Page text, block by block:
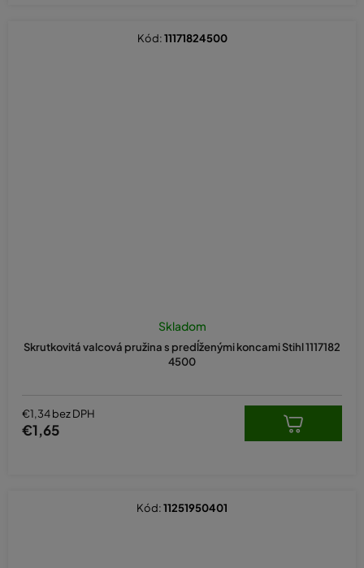
Skrutkovitá valcová pružina s predĺženými koncami Stihl 1117182
4500
Skladom
€1,34 bez DPH
€1,65
Kód:11171824500
Kód:11251950401